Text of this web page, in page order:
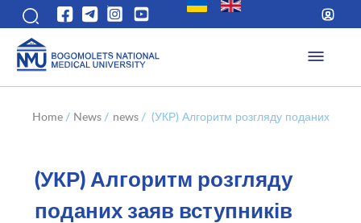
Home / News / news / (УКР) Алгоритм розгляду поданих заяв
(УКР) Алгоритм розгляду
поданих заяв вступників